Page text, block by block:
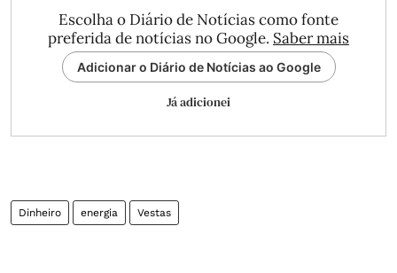
Escolha o Diário de Notícias como fonte
preferida de notícias no Google. Saber mais
Adicionar o Diário de Notícias ao Google
Já adicionei
Dinheiro energia Vestas